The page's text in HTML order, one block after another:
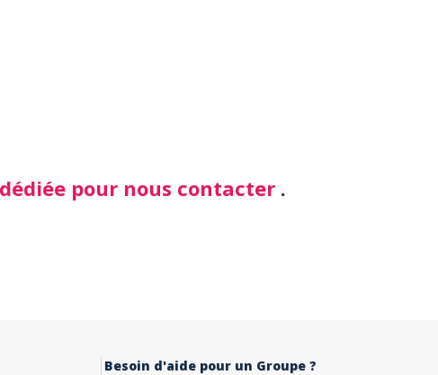
pour nous contacter .
Besoin d'aide pour un Groupe ?